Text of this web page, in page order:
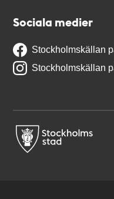
Sociala medier
Stockholmskällan
Stockholmskällan